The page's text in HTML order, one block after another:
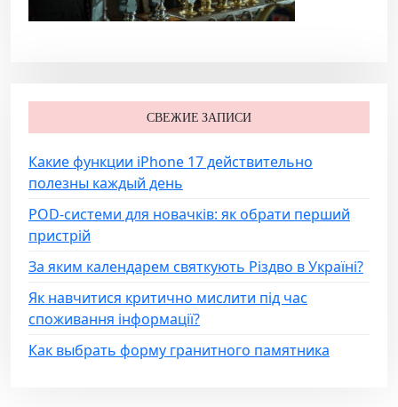
СВЕЖИЕ ЗАПИСИ
Какие функции iPhone 17 действительно
полезны каждый день
POD-системи для новачків: як обрати перший
пристрій
За яким календарем святкують Різдво в Україні?
Як навчитися критично мислити під час
споживання інформації?
Как выбрать форму гранитного памятника